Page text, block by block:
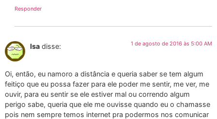
Responder
Isa disse: 1 de agosto de 2016 às 5:00 AM
Oi, então, eu namoro a distância e queria saber se tem algum
feitiço que eu possa fazer para ele poder me sentir, me ver, me
ouvir, para eu sentir se ele estiver mal ou correndo algum
perigo sabe, queria que ele me ouvisse quando eu o chamasse
pois nem sempre temos internet pra podermos nos comunicar